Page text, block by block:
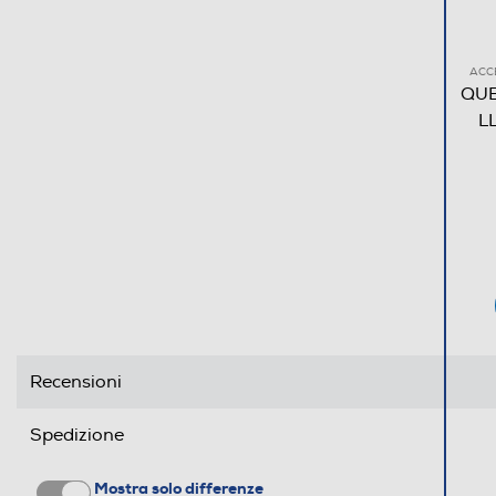
Recensioni
Spedizione
Mostra solo differenze